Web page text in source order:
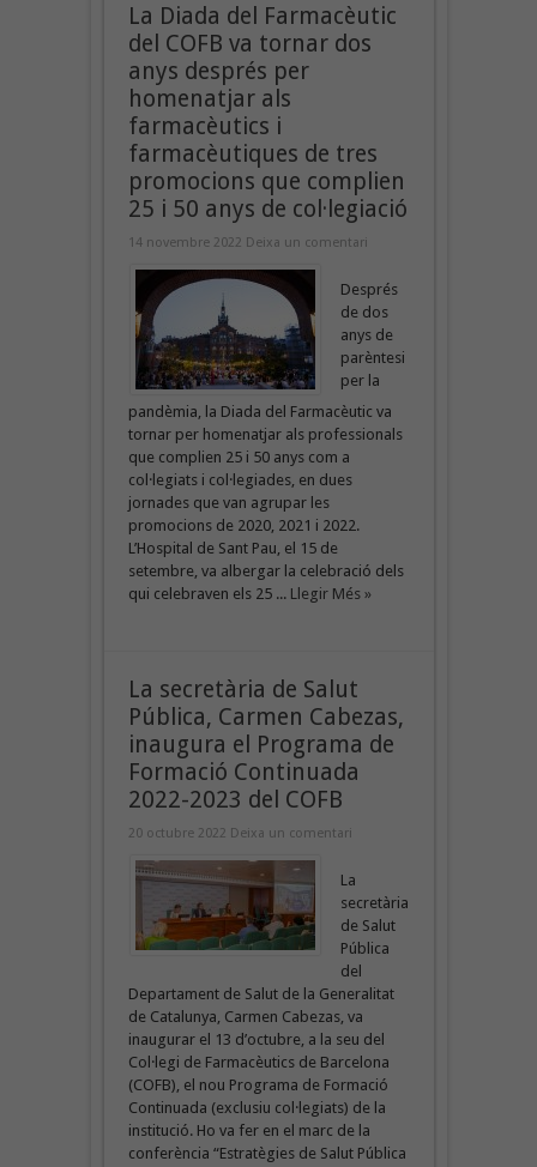
La Diada del Farmacèutic
del COFB va tornar dos
anys després per
homenatjar als
farmacèutics i
farmacèutiques de tres
promocions que complien
25 i 50 anys de col·legiació
14 novembre 2022 Deixa un comentari
Després
de dos
anys de
parèntesi
per la
pandèmia, la Diada del Farmacèutic va
tornar per homenatjar als professionals
que complien 25 i 50 anys com a
col·legiats i col·legiades, en dues
jornades que van agrupar les
promocions de 2020, 2021 i 2022.
L’Hospital de Sant Pau, el 15 de
setembre, va albergar la celebració dels
qui celebraven els 25 ... Llegir Més »
La secretària de Salut
Pública, Carmen Cabezas,
inaugura el Programa de
Formació Continuada
2022-2023 del COFB
20 octubre 2022 Deixa un comentari
La
secretària
de Salut
Pública
del
Departament de Salut de la Generalitat
de Catalunya, Carmen Cabezas, va
inaugurar el 13 d’octubre, a la seu del
Col·legi de Farmacèutics de Barcelona
(COFB), el nou Programa de Formació
Continuada (exclusiu col·legiats) de la
institució. Ho va fer en el marc de la
conferència “Estratègies de Salut Pública